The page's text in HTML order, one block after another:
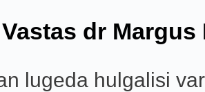
Vastas dr Margus
lugeda hulgalisi